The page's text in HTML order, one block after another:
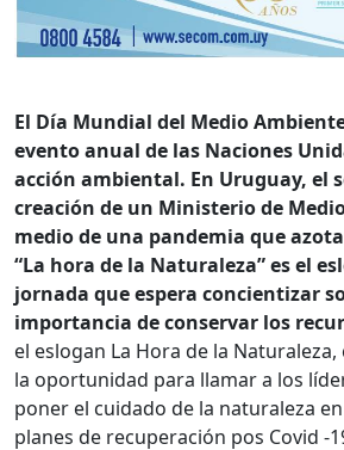
El Día Mundial del Medio
evento anual de las Naciones
acción ambiental. En Uruguay, el
creación de un Ministerio de
medio de una pandemia que
“La hora de la Naturaleza” es el
jornada que espera concientizar
importancia de conservar los
el eslogan La Hora de la
la oportunidad para llamar a los
poner el cuidado de la naturaleza
planes de recuperación pos Covid -